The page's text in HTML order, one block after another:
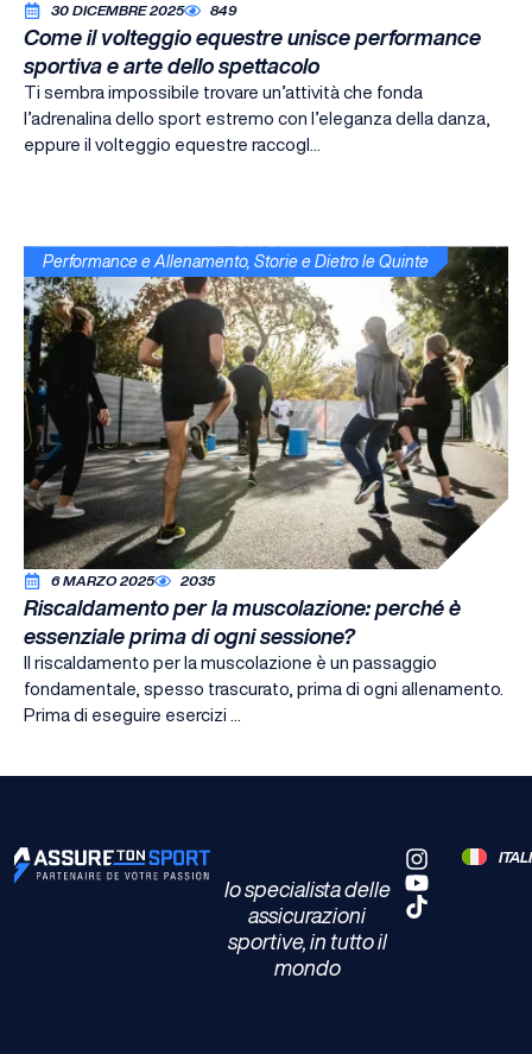
30 DICEMBRE 2025 849
Come il volteggio equestre unisce performance
sportiva e arte dello spettacolo
Ti sembra impossibile trovare un’attività che fonda
l’adrenalina dello sport estremo con l’eleganza della danza,
eppure il volteggio equestre raccogl...
Performance e Allenamento, Storie e Dietro le Quinte
6 MARZO 2025 2035
Riscaldamento per la muscolazione: perché è
essenziale prima di ogni sessione?
Il riscaldamento per la muscolazione è un passaggio
fondamentale, spesso trascurato, prima di ogni allenamento.
Prima di eseguire esercizi ...
Io specialista delle
assicurazioni
sportive, in tutto il
mondo​